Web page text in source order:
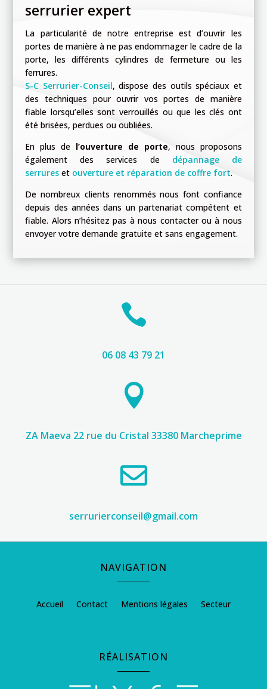
serrurier expert
La particularité de notre entreprise est d’ouvrir les
portes de manière à ne pas endommager le cadre de la
porte, les différents cylindres de fermeture ou les
ferrures.
S-C Serrurier-Conseil, dispose des outils spéciaux et
des techniques pour ouvrir vos portes de manière
fiable lorsqu’elles sont verrouillés ou que les clés ont
été brisées, perdues ou oubliées.
En plus de l’ouverture de porte, nous proposons
également des services de dépannage de
serrures et ouverture et réparation de coffre fort.
De nombreux clients renommés nous font confiance
depuis des années dans un partenariat compétent et
fiable. Alors n’hésitez pas à nous contacter ou à nous
envoyer votre demande gratuite et sans engagement.

06 08 43 79 21

ZA Maeva 22 rue du Cristal 33380 Marcheprime

serrurierconseil@gmail.com
NAVIGATION
Accueil Contact Mentions légales Secteur
RÉALISATION